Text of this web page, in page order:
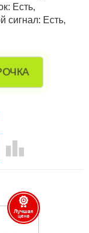
Есть,
сигнал: Есть,
leaderboard